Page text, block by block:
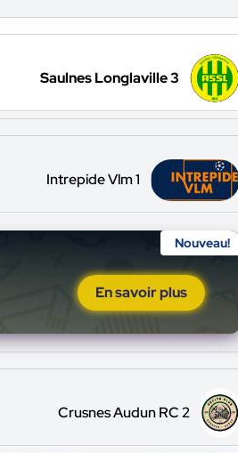
Saulnes Longlaville 3
Intrepide Vlm 1
Nouveau!
En savoir plus
Crusnes Audun RC 2